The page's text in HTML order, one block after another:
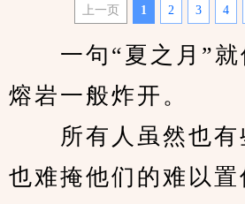
上一页 1 2 3 4
一句“夏之月”就
熔岩一般炸开。
所有人虽然也有
也难掩他们的难以置